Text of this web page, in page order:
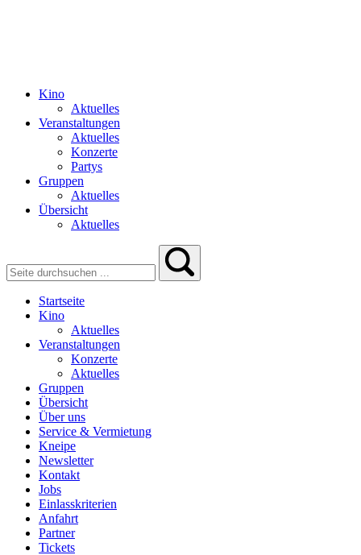
Kino
Aktuelles
Veranstaltungen
Aktuelles
Konzerte
Partys
Gruppen
Aktuelles
Übersicht
Aktuelles
Startseite
Kino
Aktuelles
Veranstaltungen
Konzerte
Aktuelles
Gruppen
Übersicht
Über uns
Service & Vermietung
Kneipe
Newsletter
Kontakt
Jobs
Einlasskriterien
Anfahrt
Partner
Tickets